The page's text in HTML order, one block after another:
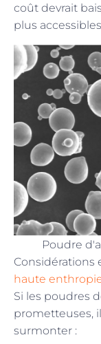
coût devrait
plus
Poudre
Considérations
haute
Si les poudres
prometteuses,
surmonter :